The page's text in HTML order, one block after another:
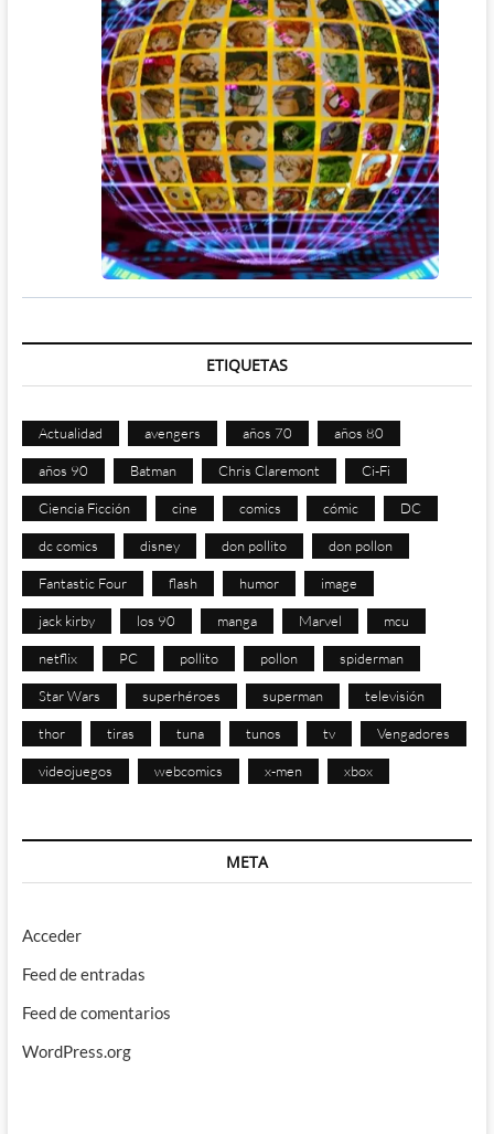
ETIQUETAS
Actualidad avengers años 70 años 80
años 90 Batman Chris Claremont Ci-Fi
Ciencia Ficción cine comics cómic DC
dc comics disney don pollito don pollon
Fantastic Four flash humor image
jack kirby los 90 manga Marvel mcu
netflix PC pollito pollon spiderman
Star Wars superhéroes superman televisión
thor tiras tuna tunos tv Vengadores
videojuegos webcomics x-men xbox
META
Acceder
Feed de entradas
Feed de comentarios
WordPress.org